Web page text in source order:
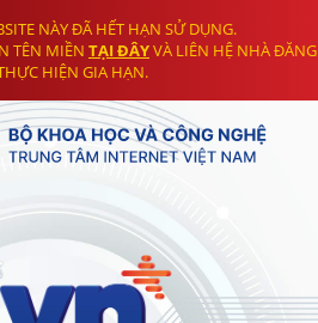
NÀY ĐÃ HẾT HẠN SỬ DỤNG.
TÊN MIỀN TẠI ĐÂYVÀ LIÊN HỆ NHÀ ĐĂNG
HIỆN GIA HẠN.